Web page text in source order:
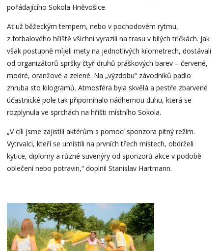
pořádajícího Sokola Hněvošice.
Ať už běžeckým tempem, nebo v pochodovém rytmu,
z fotbalového hřiště všichni vyrazili na trasu v bílých tričkách. Jak
však postupně míjeli mety na jednotlivých kilometrech, dostávali
od organizátorů spršky čtyř druhů práškových barev – červené,
modré, oranžové a zelené. Na „výzdobu“ závodníků padlo
zhruba sto kilogramů. Atmosféra byla skvělá a pestře zbarvené
účastnické pole tak připomínalo nádhernou duhu, která se
rozplynula ve sprchách na hřišti místního Sokola.
„V cíli jsme zajistili aktérům s pomocí sponzora pitný režim.
Vytrvalci, kteří se umístili na prvních třech místech, obdrželi
kytice, diplomy a různé suvenýry od sponzorů akce v podobě
oblečení nebo potravin,“ doplnil Stanislav Hartmann.